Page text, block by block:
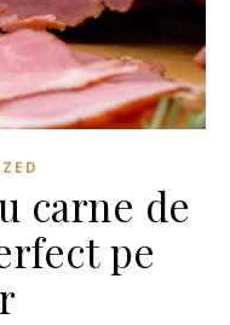
carne de
pe